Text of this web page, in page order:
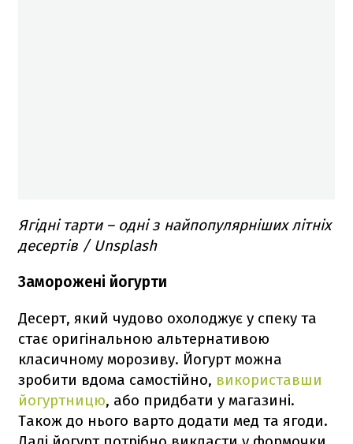
Ягідні тарти – одні з найпопулярніших літніх
десертів / Unsplash
Заморожені йогурти
Десерт, який чудово охолоджує у спеку та
стає оригінальною альтернативою
класичному морозиву. Йогурт можна
зробити вдома самостійно, використавши
йогуртницю, або придбати у магазині.
Також до нього варто додати мед та ягоди.